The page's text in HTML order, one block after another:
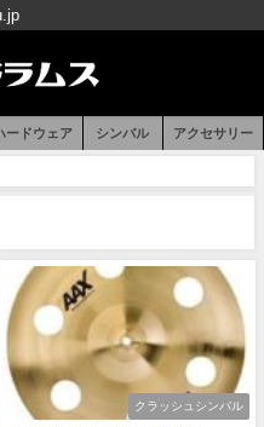
ードウェア シンバル アクセサリー
クラッシュシンバル